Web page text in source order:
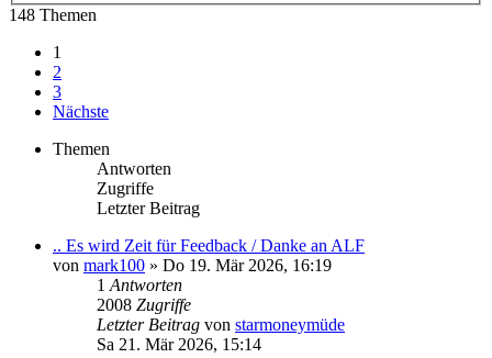
148 Themen
1
2
3
Nächste
Themen
Antworten
Zugriffe
Letzter Beitrag
.. Es wird Zeit für Feedback / Danke an ALF
von mark100 » Do 19. Mär 2026, 16:19
1 Antworten
2008 Zugriffe
Letzter Beitrag von starmoneymüde
Sa 21. Mär 2026, 15:14